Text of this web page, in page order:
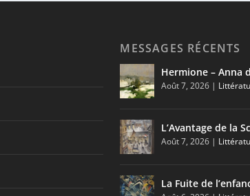
MESSAGES RÉCENTS
Hermione – Anna
Août 7, 2026 |
L’Avantage de la
Août 7, 2026 |
La Fuite de